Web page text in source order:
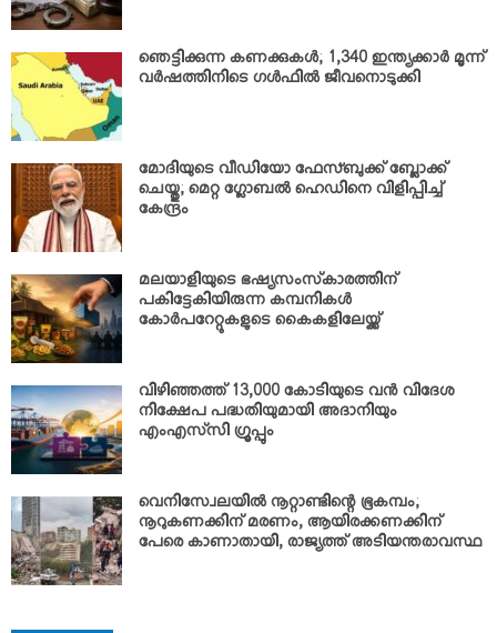
ഞെട്ടിക്കുന്ന കണക്കുകള്‍; 1,340 ഇന്ത്യക്കാര്‍ മൂന്ന്
വര്‍ഷത്തിനിടെ ഗള്‍ഫില്‍ ജീവനൊടുക്കി
മോദിയുടെ വീഡിയോ ഫേസ്ബുക്ക് ബ്ലോക്ക്
ചെയ്തു; മെറ്റ ഗ്ലോബല്‍ ഹെഡിനെ വിളിപ്പിച്ച്
കേന്ദ്രം
മലയാളിയുടെ ഭഷ്യസംസ്‌കാരത്തിന്
പകിട്ടേകിയിരുന്ന കമ്പനികള്‍
കോര്‍പറേറ്റുകളുടെ കൈകളിലേയ്ക്ക്
വിഴിഞ്ഞത്ത് 13,000 കോടിയുടെ വന്‍ വിദേശ
നിക്ഷേപ പദ്ധതിയുമായി അദാനിയും
എംഎസ്‌സി ഗ്രൂപ്പും
വെനിസ്വേലയില്‍ നൂറ്റാണ്ടിന്റെ ഭൂകമ്പം;
നൂറുകണക്കിന് മരണം, ആയിരക്കണക്കിന്
പേരെ കാണാതായി, രാജ്യത്ത് അടിയന്തരാവസ്ഥ